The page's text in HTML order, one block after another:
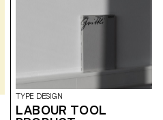
TYPE DESIGN
LABOUR TOOL